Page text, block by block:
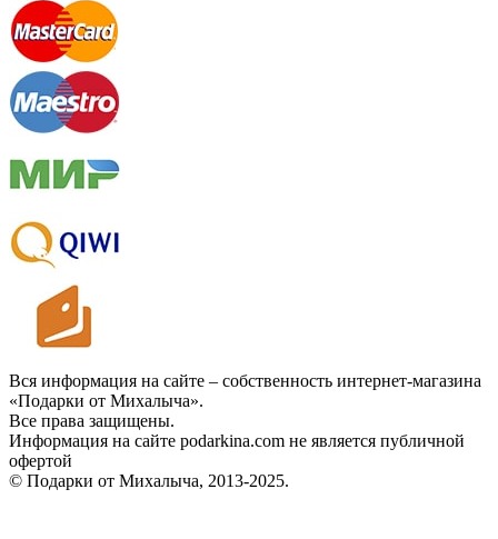
Вся информация на сайте – собственность интернет-магазина
«Подарки от Михалыча».
Все права защищены.
Информация на сайте podarkina.com не является публичной
офертой
© Подарки от Михалыча, 2013-2025.